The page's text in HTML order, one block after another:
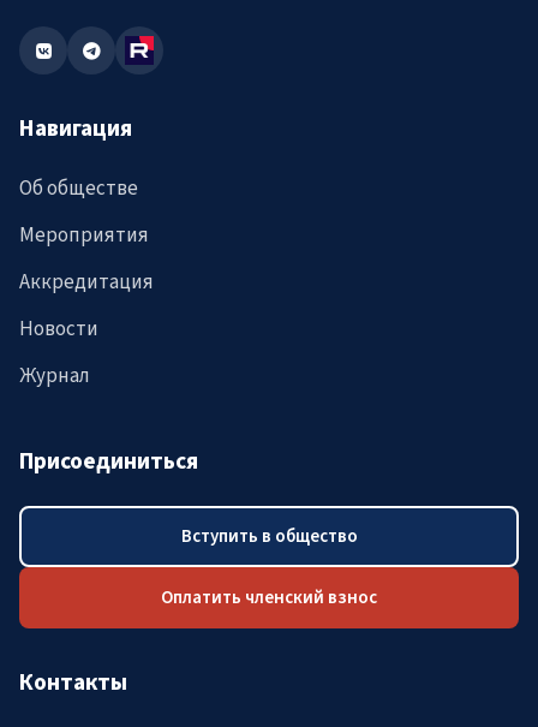
Навигация
Об обществе
Мероприятия
Аккредитация
Новости
Журнал
Присоединиться
Вступить в общество
Оплатить членский взнос
Контакты